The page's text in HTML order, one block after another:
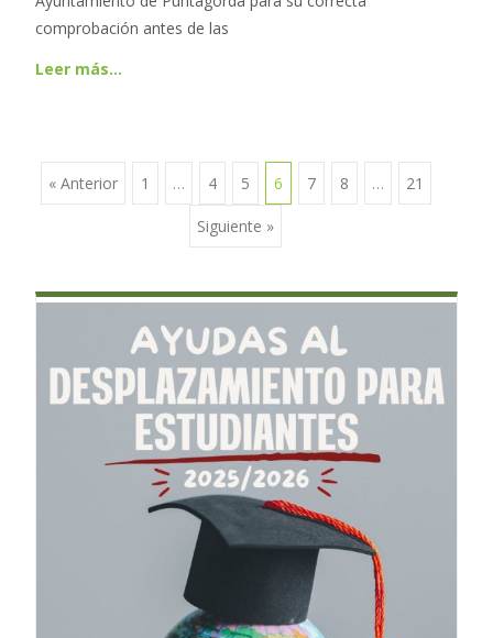
comprobación antes de las
Leer más…
Ir a las entradas
« Anterior 1 … 4 5 6 7 8 … 21
Siguiente »